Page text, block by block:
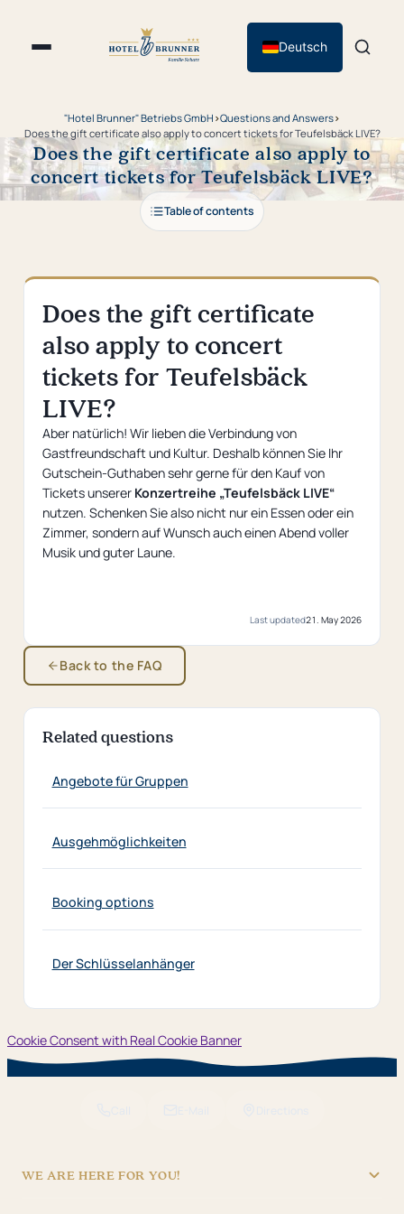
Deutsch
"Hotel Brunner" Betriebs GmbH ›Questions and Answers›
Does the gift certificate also apply to concert tickets for Teufelsbäck LIVE?
Does the gift certificate also apply to
concert tickets for Teufelsbäck LIVE?
Table of contents
Does the gift certificate
also apply to concert
tickets for Teufelsbäck
LIVE?
Aber natürlich! Wir lieben die Verbindung von
Gastfreundschaft und Kultur. Deshalb können Sie Ihr
Gutschein-Guthaben sehr gerne für den Kauf von
Tickets unserer Konzertreihe „Teufelsbäck LIVE“
nutzen. Schenken Sie also nicht nur ein Essen oder ein
Zimmer, sondern auf Wunsch auch einen Abend voller
Musik und guter Laune.
Last updated21. May 2026
Back to the FAQ
Related questions
Angebote für Gruppen
Ausgehmöglichkeiten
Booking options
Der Schlüsselanhänger
Cookie Consent with Real Cookie Banner
WE ARE HERE FOR YOU!